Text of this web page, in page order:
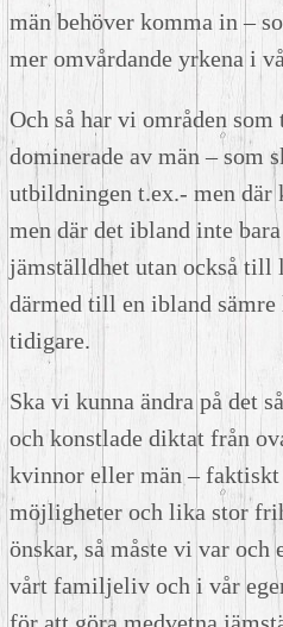
män behöver komma in –
mer omvårdande yrkena i
Och så har vi områden
dominerade av män – som
utbildningen t.ex.- men
men där det ibland inte
jämställdhet utan också till
därmed till en ibland
tidigare.
Ska vi kunna ändra på det
och konstlade diktat från
kvinnor eller män – faktiskt
möjligheter och lika stor
önskar, så måste vi var
vårt familjeliv och i vår